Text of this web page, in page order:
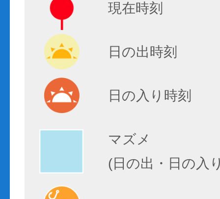
現在時刻
日の出時刻
日の入り時刻
マズメ
(日の出・日の入